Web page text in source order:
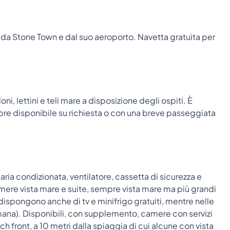
Stone Town e dal suo aeroporto. Navetta gratuita per
lettini e teli mare a disposizione degli ospiti. È
disponibile su richiesta o con una breve passeggiata
condizionata, ventilatore, cassetta di sicurezza e
vista mare e suite, sempre vista mare ma più grandi
anche di tv e minifrigo gratuiti, mentre nelle
Disponibili, con supplemento, camere con servizi
front, a 10 metri dalla spiaggia di cui alcune con vista